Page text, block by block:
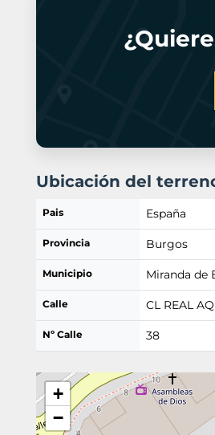
Ubicación del
Pais España
Provincia Burgos
Municipio Miranda de
Calle CL REAL
Nº Calle 38
+
−